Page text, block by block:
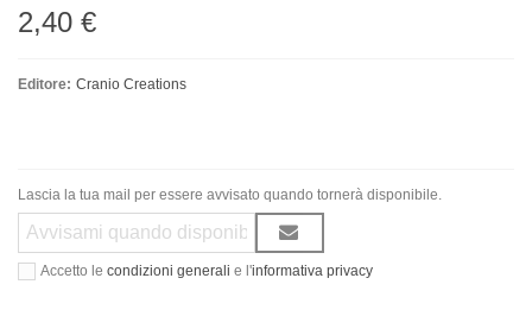
2,40 €
Editore: Cranio Creations
Lascia la tua mail per essere avvisato quando tornerà disponibile.
Accetto le condizioni generali e l'informativa privacy